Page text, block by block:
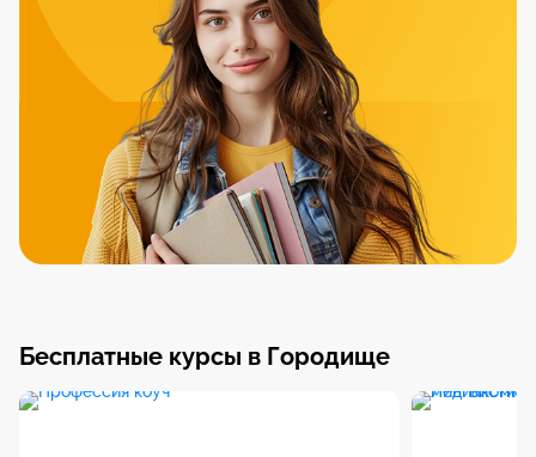
Бесплатные курсы в Городище